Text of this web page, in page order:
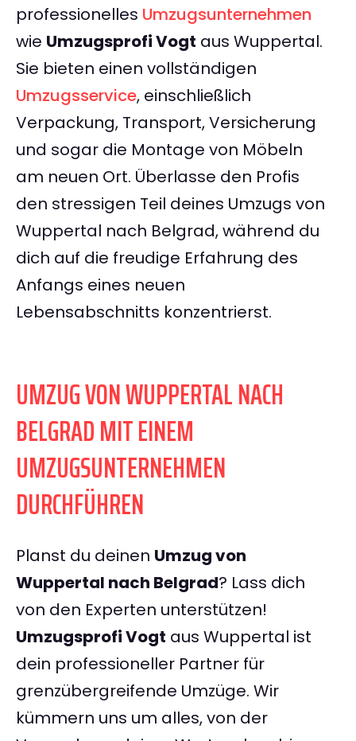
professionelles Umzugsunternehmen
wie Umzugsprofi Vogt aus Wuppertal.
Sie bieten einen vollständigen
Umzugsservice, einschließlich
Verpackung, Transport, Versicherung
und sogar die Montage von Möbeln
am neuen Ort. Überlasse den Profis
den stressigen Teil deines Umzugs von
Wuppertal nach Belgrad, während du
dich auf die freudige Erfahrung des
Anfangs eines neuen
Lebensabschnitts konzentrierst.
UMZUG VON WUPPERTAL NACH
BELGRAD MIT EINEM
UMZUGSUNTERNEHMEN
DURCHFÜHREN
Planst du deinen Umzug von
Wuppertal nach Belgrad? Lass dich
von den Experten unterstützen!
Umzugsprofi Vogt aus Wuppertal ist
dein professioneller Partner für
grenzübergreifende Umzüge. Wir
kümmern uns um alles, von der